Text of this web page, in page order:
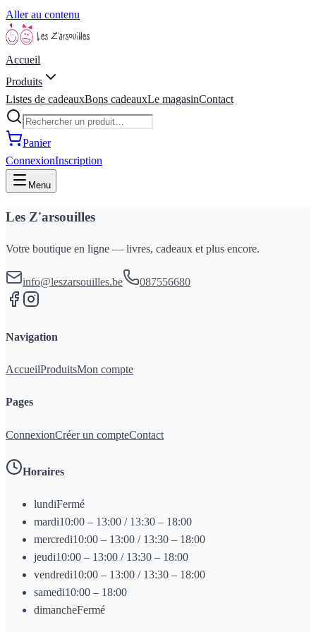
Aller au contenu
Accueil
Produits
Listes de cadeauxBons cadeauxLe magasinContact
Panier
ConnexionInscription
Menu
Les Z'arsouilles
Votre boutique en ligne — livres, cadeaux et plus encore.
info@leszarsouilles.be 087556680
Navigation
AccueilProduitsMon compte
Pages
ConnexionCréer un compteContact
Horaires
lundiFermé
mardi10:00 – 13:00 / 13:30 – 18:00
mercredi10:00 – 13:00 / 13:30 – 18:00
jeudi10:00 – 13:00 / 13:30 – 18:00
vendredi10:00 – 13:00 / 13:30 – 18:00
samedi10:00 – 18:00
dimancheFermé